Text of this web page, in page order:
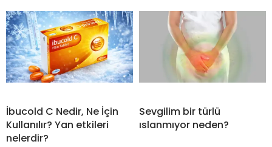
İbucold C Nedir, Ne İçin
Kullanılır? Yan etkileri
nelerdir?
Sevgilim bir türlü
ıslanmıyor neden?